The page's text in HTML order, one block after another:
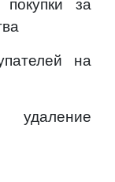
за
на
удаление